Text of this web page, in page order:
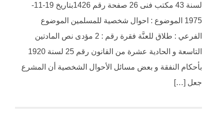
لسنة 43 مكتب فنى 26 صفحة رقم 1426بتاريخ 19-11-
1975 الموضوع : احوال شخصية للمسلمين الموضوع
الفرعي : طلاق للعنَّة فقرة رقم : 2 مؤدى نص المادتين
التاسعة و الحادية عشرة من القانون رقم 25 لسنة 1920
بأحكام النفقة و بعض مسائل الأحوال الشخصية أن المشرع
جعل […]